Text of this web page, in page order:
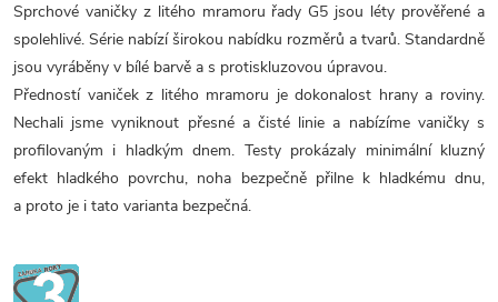
Sprchové vaničky z litého mramoru řady G5 jsou léty prověřené a
spolehlivé. Série nabízí širokou nabídku rozměrů a tvarů. Standardně
jsou vyráběny v bílé barvě a s protiskluzovou úpravou.
Předností vaniček z litého mramoru je dokonalost hrany a roviny.
Nechali jsme vyniknout přesné a čisté linie a nabízíme vaničky s
profilovaným i hladkým dnem. Testy prokázaly minimální kluzný
efekt hladkého povrchu, noha bezpečně přilne k hladkému dnu,
a proto je i tato varianta bezpečná.